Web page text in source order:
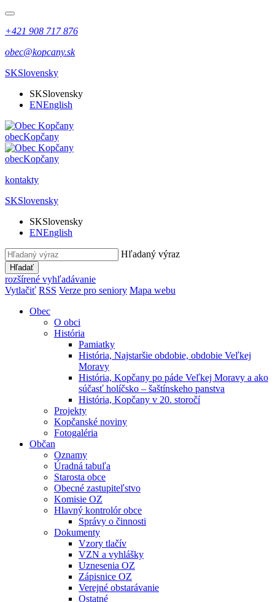
+421 908 717 876
obec@kopcany.sk
SKSlovensky
SKSlovensky
ENEnglish
obecKopčany
obecKopčany
kontakty
SKSlovensky
SKSlovensky
ENEnglish
Hľadaný výraz
Hľadať
rozšírené vyhľadávanie
Vytlačiť RSS Verze pro seniory Mapa webu
Obec
O obci
História
Pamiatky
História, Najstaršie obdobie, obdobie Veľkej
Moravy
História, Kopčany po páde Veľkej Moravy a ako
súčasť holíčsko – šaštínskeho panstva
História, Kopčany v 20. storočí
Projekty
Kopčanské noviny
Fotogaléria
Občan
Oznamy
Úradná tabuľa
Starosta obce
Obecné zastupiteľstvo
Komisie OZ
Hlavný kontrolór obce
Správy o činnosti
Dokumenty
Vzory tlačív
VZN a vyhlášky
Uznesenia OZ
Zápisnice OZ
Verejné obstarávanie
Ostatné